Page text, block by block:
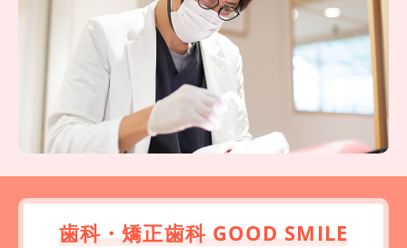
歯科・矯正歯科 GOOD SMILE